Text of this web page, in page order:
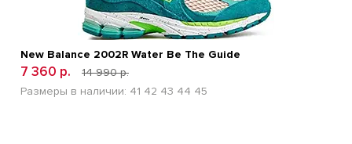
New Balance 2002R Water Be The Guide
7 360 р.
14 990 р.
Размеры в наличии: 41 42 43 44 45